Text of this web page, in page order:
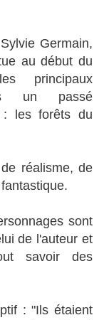
Germain,
au début du
principaux
un passé
: les forêts du
réalisme, de
sont
de l'auteur et
savoir des
: "Ils étaient